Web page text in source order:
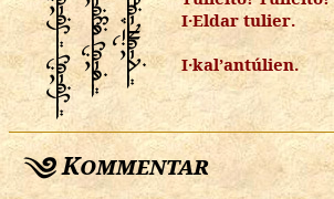
Î!"Ü?ÓÈè?Ò"Þ!Î!"Ü?ÓÈè?Ò"ÞÎ!FÓÈè?Ò"Þ!FÓ%?ÓÈèÈÒÎ!ÀÓÈè?ÒªòÞÈÖ?Ó#ÈÒ
I·Eldar tulier.
I·kal’antúlien.
Kommentar